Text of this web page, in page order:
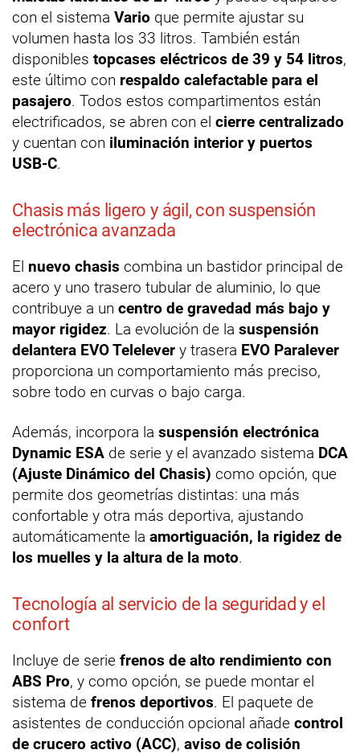
con el sistema Vario que permite ajustar su
volumen hasta los 33 litros. También están
disponibles topcases eléctricos de 39 y 54 litros,
este último con respaldo calefactable para el
pasajero. Todos estos compartimentos están
electrificados, se abren con el cierre centralizado
y cuentan con iluminación interior y puertos
USB-C.
Chasis más ligero y ágil, con suspensión
electrónica avanzada
El nuevo chasis combina un bastidor principal de
acero y uno trasero tubular de aluminio, lo que
contribuye a un centro de gravedad más bajo y
mayor rigidez. La evolución de la suspensión
delantera EVO Telelever y trasera EVO Paralever
proporciona un comportamiento más preciso,
sobre todo en curvas o bajo carga.
Además, incorpora la suspensión electrónica
Dynamic ESA de serie y el avanzado sistema DCA
(Ajuste Dinámico del Chasis) como opción, que
permite dos geometrías distintas: una más
confortable y otra más deportiva, ajustando
automáticamente la amortiguación, la rigidez de
los muelles y la altura de la moto.
Tecnología al servicio de la seguridad y el
confort
Incluye de serie frenos de alto rendimiento con
ABS Pro, y como opción, se puede montar el
sistema de frenos deportivos. El paquete de
asistentes de conducción opcional añade control
de crucero activo (ACC), aviso de colisión